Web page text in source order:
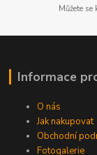
Můžete
Informace
O nás
Jak nakupovat
Obchodní
Fotogalerie